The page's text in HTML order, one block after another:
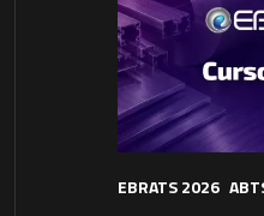
EBRATS 2026